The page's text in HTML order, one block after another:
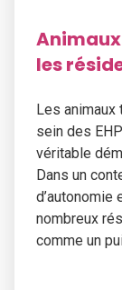
Animaux
les
Les animaux
sein des
véritable
Dans un
nombreux
comme un